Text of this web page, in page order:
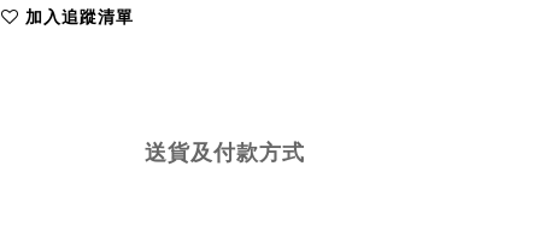
加入追蹤清單
送貨及付款方式